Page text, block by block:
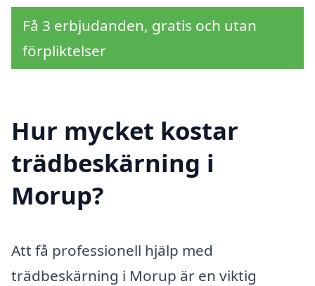
Få 3 erbjudanden, gratis och utan
förpliktelser
Hur mycket kostar
trädbeskärning i
Morup?
Att få professionell hjälp med
trädbeskärning i Morup är en viktig